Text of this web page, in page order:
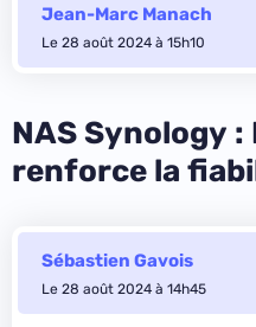
Jean-Marc Manach
Le 28 août 2024 à 15h10
NAS Synology :
renforce la
Sébastien Gavois
Le 28 août 2024 à 14h45